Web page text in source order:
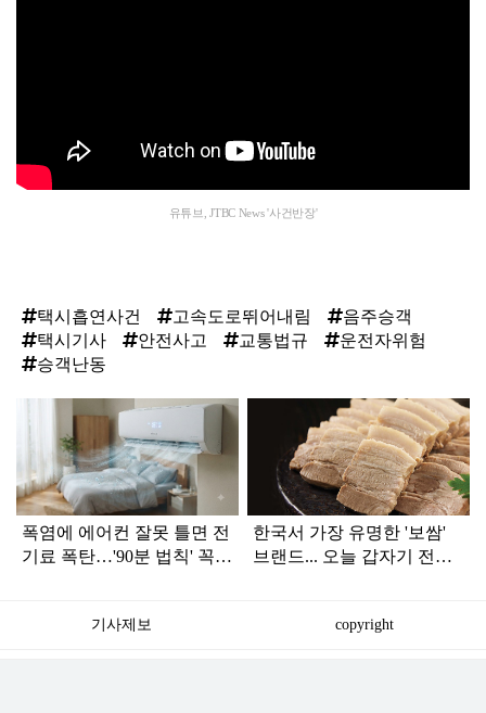
유튜브, JTBC News '사건반장'
택시흡연사건 고속도로뛰어내림
음주승객
택시기사
안전사고 교통법규
운전자위험
승객난동
라
인
폭염에 에어컨 잘못 틀면 전
기료 폭탄…'90분 법칙' 꼭
한국서 가장 유명한 '보쌈'
브랜드... 오늘 갑자기 전해
기사제보 copyright